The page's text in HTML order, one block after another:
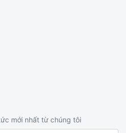
mới nhất từ chúng tôi